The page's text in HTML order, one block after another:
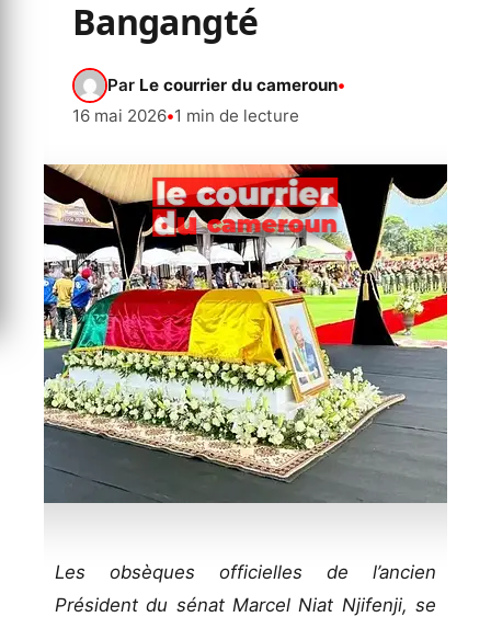
Bangangté
Par Le courrier du cameroun•
16 mai 2026•1 min de lecture
Les obsèques officielles de l’ancien
Président du sénat Marcel Niat Njifenji, se